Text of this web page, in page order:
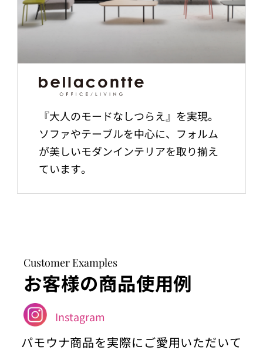
『大人のモードなしつらえ』を実現。
ソファやテーブルを中心に、フォルム
が美しいモダンインテリアを取り揃え
ています。
Customer Examples
お客様の商品使用例
Instagram
パモウナ商品を実際にご愛用いただいて